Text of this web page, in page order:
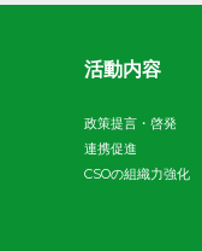
活動内容
政策提言・啓発
連携促進
CSOの組織力強化